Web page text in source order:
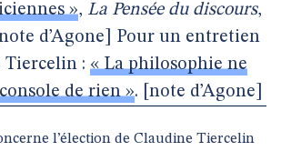
», La Pensée du discours,
d’Agone] Pour un entretien
Tiercelin : « La philosophie ne
de rien ». [note d’Agone]
l’élection de Claudine Tiercelin